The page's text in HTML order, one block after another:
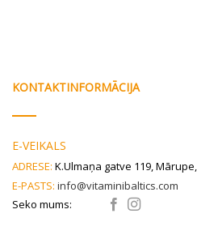
KONTAKTINFORMĀCIJA
E-VEIKALS
ADRESE: K.Ulmaņa gatve 119,
E-PASTS: info@vitaminibaltics.com
Seko mums: